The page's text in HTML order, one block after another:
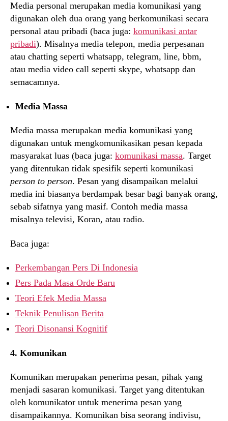
Media personal merupakan media komunikasi yang
digunakan oleh dua orang yang berkomunikasi secara
personal atau pribadi (baca juga: komunikasi antar
pribadi). Misalnya media telepon, media perpesanan
atau chatting seperti whatsapp, telegram, line, bbm,
atau media video call seperti skype, whatsapp dan
semacamnya.
Media Massa
Media massa merupakan media komunikasi yang
digunakan untuk mengkomunikasikan pesan kepada
masyarakat luas (baca juga: komunikasi massa. Target
yang ditentukan tidak spesifik seperti komunikasi
person to person. Pesan yang disampaikan melalui
media ini biasanya berdampak besar bagi banyak orang,
sebab sifatnya yang masif. Contoh media massa
misalnya televisi, Koran, atau radio.
Baca juga:
Perkembangan Pers Di Indonesia
Pers Pada Masa Orde Baru
Teori Efek Media Massa
Teknik Penulisan Berita
Teori Disonansi Kognitif
4. Komunikan
Komunikan merupakan penerima pesan, pihak yang
menjadi sasaran komunikasi. Target yang ditentukan
oleh komunikator untuk menerima pesan yang
disampaikannya. Komunikan bisa seorang indivisu,